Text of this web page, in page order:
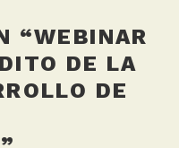
“WEBINAR
DE LA
DE